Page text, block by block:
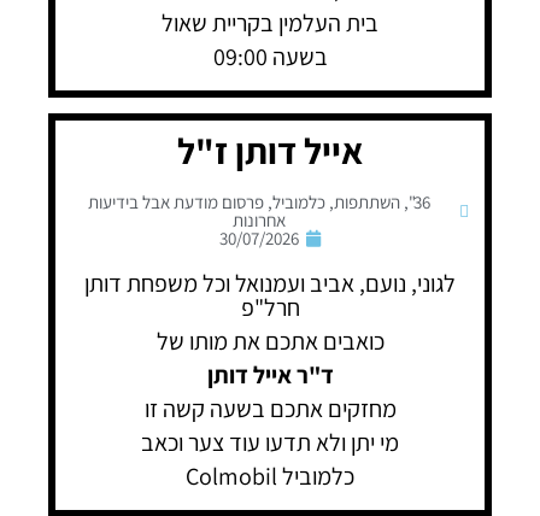
בית העלמין בקריית שאול
בשעה 09:00
אייל דותן ז"ל
36"
,השתתפות,כלמוביל,פרסום מודעת אבל בידיעות
אחרונות
30/07/2026
לגוני, נועם, אביב ועמנואל וכל משפחת דותן
חרל"פ
כואבים אתכם את מותו של
ד"ר אייל דותן
מחזקים אתכם בשעה קשה זו
מי יתן ולא תדעו עוד צער וכאב
כלמוביל Colmobil